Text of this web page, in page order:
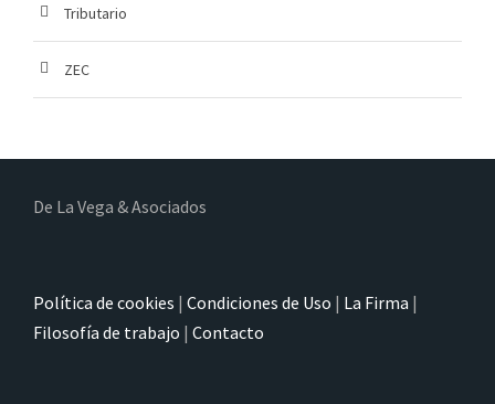
Tributario
ZEC
De La Vega & Asociados
Política de cookies | Condiciones de Uso | La Firma |
Filosofía de trabajo | Contacto